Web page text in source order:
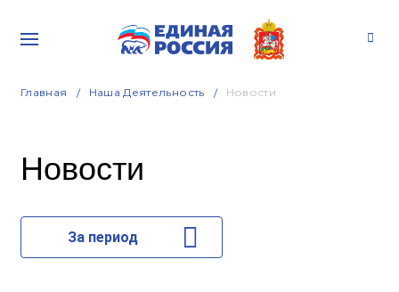
Главная Наша Деятельность Новости
Новости
За период